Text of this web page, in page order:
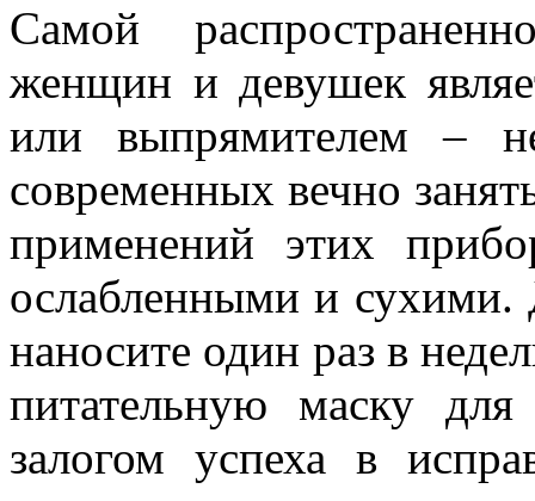
Самой
женщин и девушек
или выпрямителем –
современных вечно
применений этих
ослабленными и сухими.
наносите один раз в
питательную маску
залогом успеха в